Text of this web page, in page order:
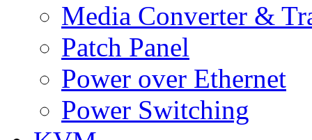
Media Converter &
Patch Panel
Power over Ethernet
Power Switching